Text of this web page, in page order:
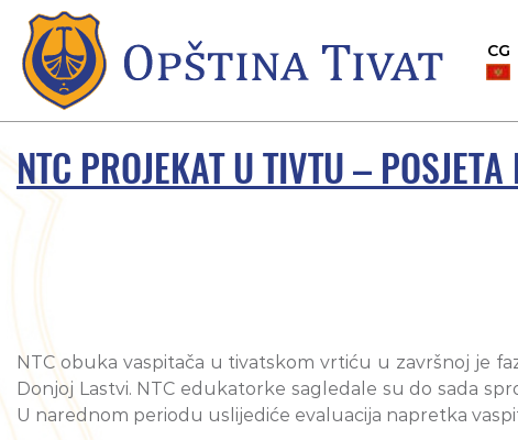
CG
NTC PROJEKAT U TIVTU –
NTC obuka vaspitača u tivatskom vrtiću u završnoj je
Donjoj Lastvi. NTC edukatorke sagledale su do sada
U narednom periodu uslijediće evaluacija napretka